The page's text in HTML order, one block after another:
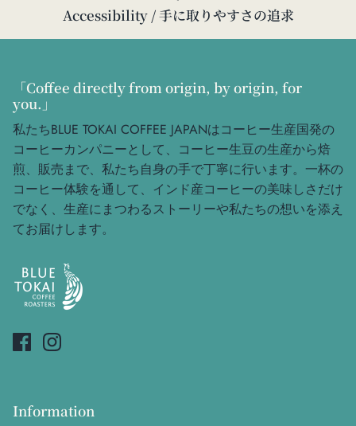
Accessibility / 手に取りやすさの追求
「Coffee directly from origin, by origin, for
you.」
私たちBLUE TOKAI COFFEE JAPANはコーヒー生産国発の
コーヒーカンパニーとして、コーヒー生豆の生産から焙
煎、販売まで、私たち自身の手で丁寧に行います。一杯の
コーヒー体験を通して、インド産コーヒーの美味しさだけ
でなく、生産にまつわるストーリーや私たちの想いを添え
てお届けします。
Information